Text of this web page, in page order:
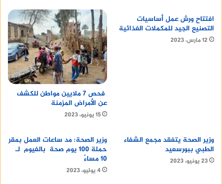
افتتاح ورش عمل أساسيات
التصنيع الجيد للمكملات الغذائية
12 مارس، 2023
فحص 7 ملايين مواطن للكشف
عن الأمراض المزمنة
15 يونيو، 2023
وزير الصحة يتفقد مجمع الشفاء
الطبي ببورسعيد
23 يونيو، 2023
وزير الصحة: مد ساعات العمل بمقر
حملة 100 يوم صحة بالفيوم لـ
10 مساءً
4 يوليو، 2023